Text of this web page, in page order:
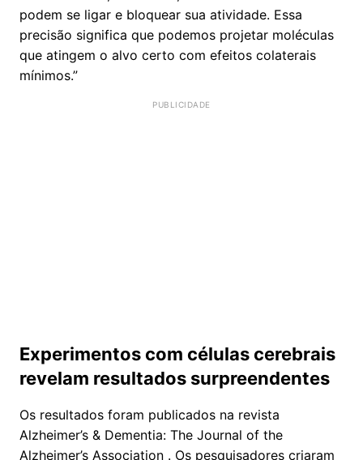
podem se ligar e bloquear sua atividade. Essa
precisão significa que podemos projetar moléculas
que atingem o alvo certo com efeitos colaterais
mínimos.”
Experimentos com células cerebrais
revelam resultados surpreendentes
Os resultados foram publicados na revista
Alzheimer’s & Dementia: The Journal of the
Alzheimer’s Association . Os pesquisadores criaram